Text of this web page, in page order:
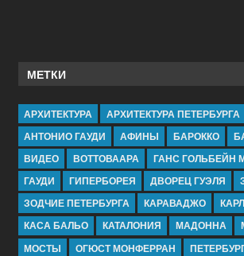
МЕТКИ
АРХИТЕКТУРА
АРХИТЕКТУРА ПЕТЕРБУРГА
АНТОНИО ГАУДИ
АФИНЫ БАРОККО
ВИДЕО
ВОТТОВААРА
ГАНС ГОЛЬБЕЙН
ГАУДИ
ГИПЕРБОРЕЯ ДВОРЕЦ ГУЭЛЯ
ЗОДЧИЕ ПЕТЕРБУРГА
КАРАВАДЖО
КАСА БАЛЬО
КАТАЛОНИЯ МАДОННА
МОСТЫ
ОГЮСТ МОНФЕРРАН